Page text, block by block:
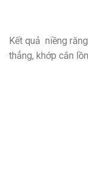
Kết quả niềng
thẳng, khớp cắn